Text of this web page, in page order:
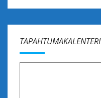
TAPAHTUMAKALENTERI